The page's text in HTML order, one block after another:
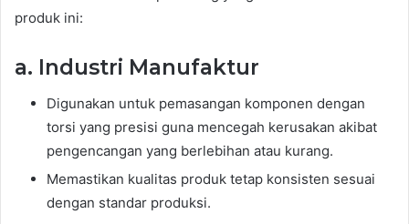
produk ini:
a. Industri Manufaktur
Digunakan untuk pemasangan komponen dengan
torsi yang presisi guna mencegah kerusakan akibat
pengencangan yang berlebihan atau kurang.
Memastikan kualitas produk tetap konsisten sesuai
dengan standar produksi.